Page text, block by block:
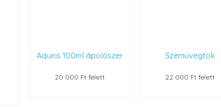
Aquiris 100ml ápolószer
20 000 Ft felett
Szemüvegtok
22 000 Ft felett